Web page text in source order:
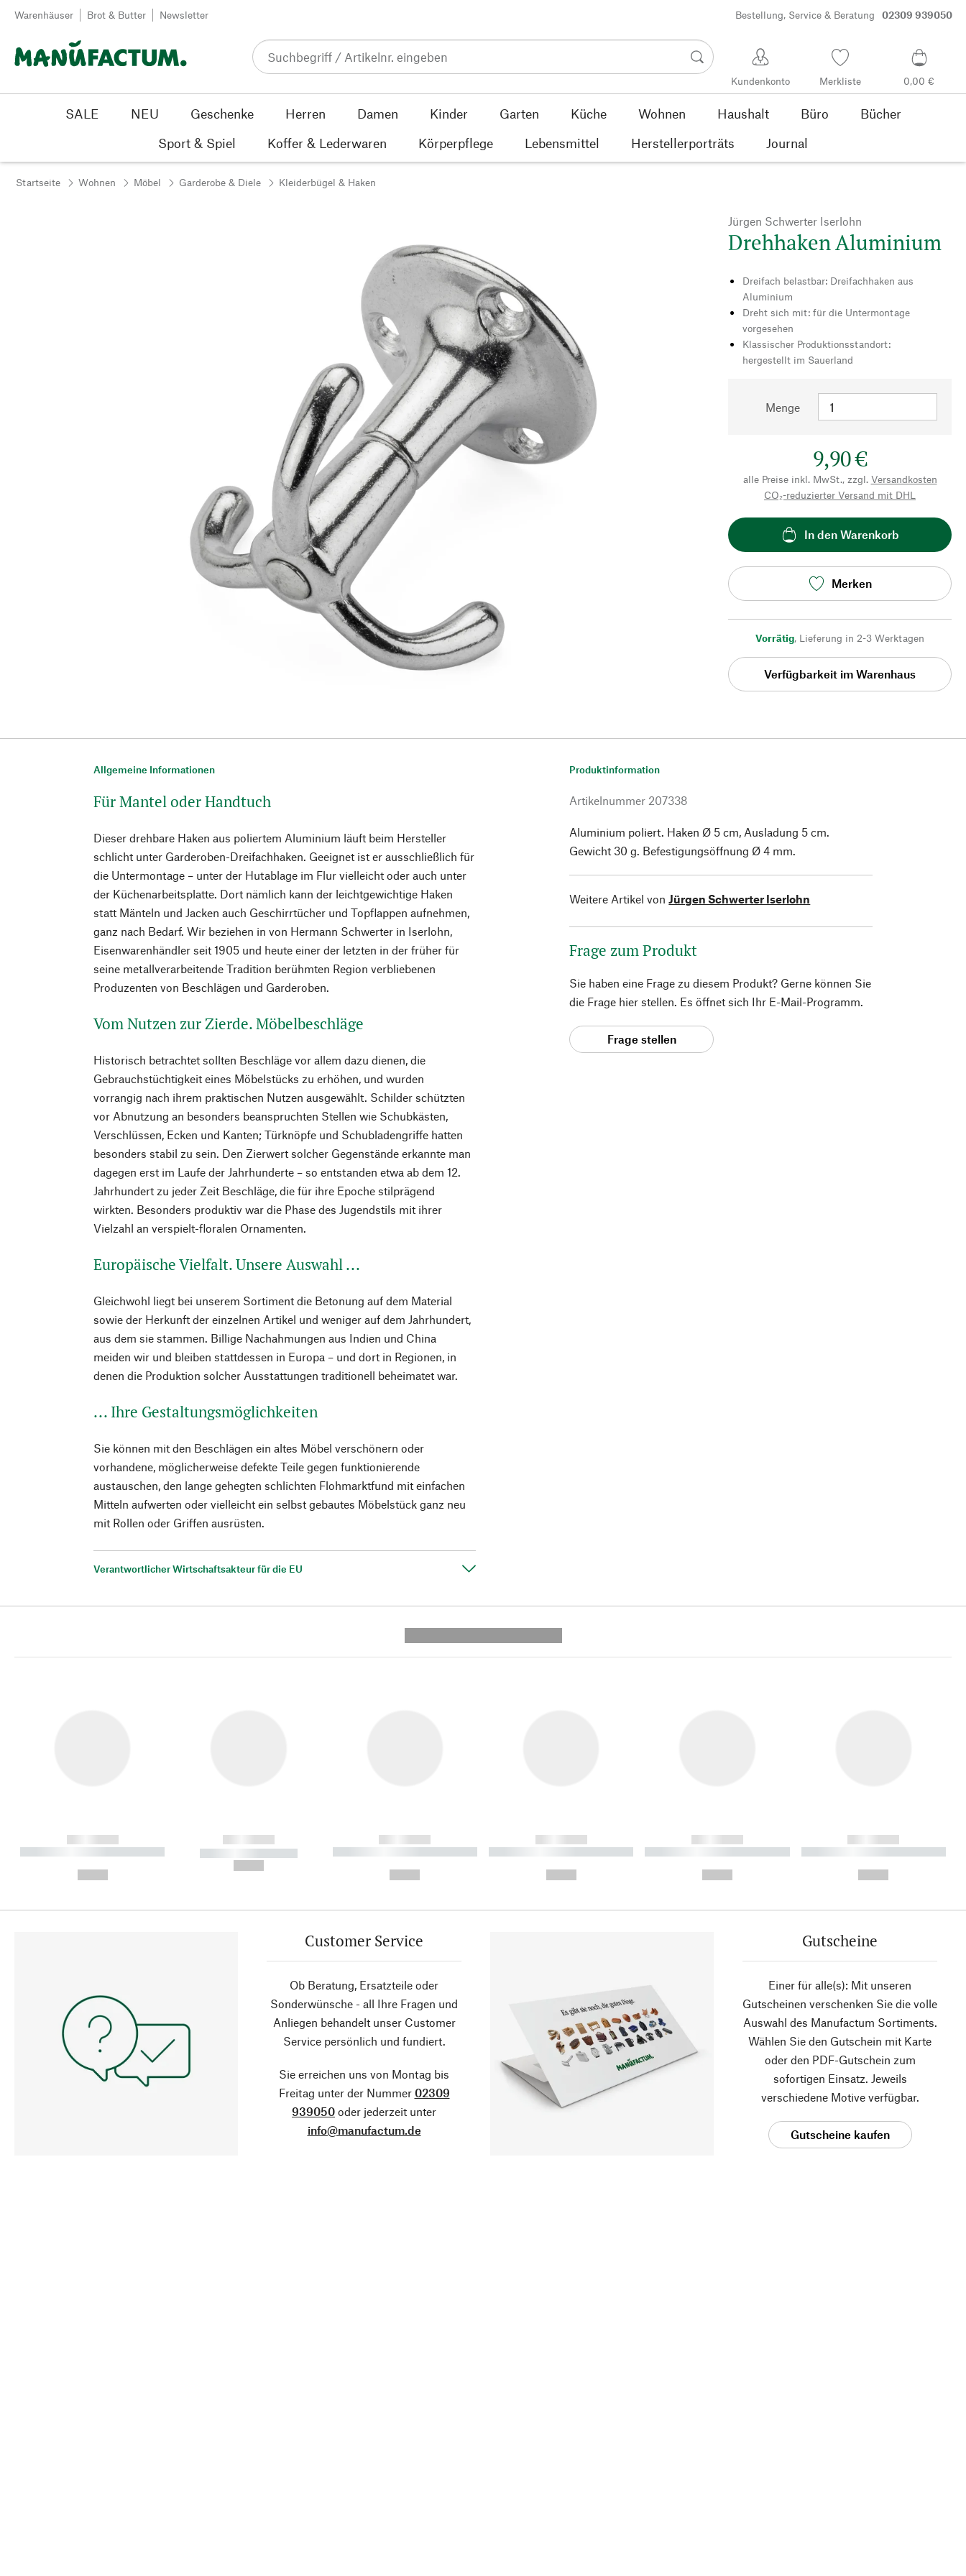
Zum Inhalt springen
Warenhäuser Brot & Butter Newsletter Bestellung, Service & Beratung 02309 939050
Kundenkonto Merkliste 0,00 €
SALE NEU Geschenke Herren Damen Kinder Garten Küche Wohnen Haushalt Büro
Bücher
Sport & Spiel
Koffer & Lederwaren Körperpflege Lebensmittel Herstellerporträts Journal
Startseite Wohnen Möbel Garderobe & Diele Kleiderbügel & Haken
Jürgen Schwerter Iserlohn
Drehhaken Aluminium
Dreifach belastbar: Dreifachhaken aus
Aluminium
Dreht sich mit: für die Untermontage
vorgesehen
Klassischer Produktionsstandort:
hergestellt im Sauerland
Menge
9,90 €
alle Preise inkl. MwSt., zzgl. Versandkosten
CO₂-reduzierter Versand mit DHL
In den Warenkorb
Merken
Vorrätig, Lieferung in 2-3 Werktagen
Verfügbarkeit im Warenhaus
Allgemeine Informationen
Für Mantel oder Handtuch
Dieser drehbare Haken aus poliertem Aluminium läuft beim Hersteller
schlicht unter Garderoben-Dreifachhaken. Geeignet ist er ausschließlich für
die Untermontage – unter der Hutablage im Flur vielleicht oder auch unter
der Küchenarbeitsplatte. Dort nämlich kann der leichtgewichtige Haken
statt Mänteln und Jacken auch Geschirrtücher und Topflappen aufnehmen,
ganz nach Bedarf. Wir beziehen in von Hermann Schwerter in Iserlohn,
Eisenwarenhändler seit 1905 und heute einer der letzten in der früher für
seine metallverarbeitende Tradition berühmten Region verbliebenen
Produzenten von Beschlägen und Garderoben.
Vom Nutzen zur Zierde. Möbelbeschläge
Historisch betrachtet sollten Beschläge vor allem dazu dienen, die
Gebrauchstüchtigkeit eines Möbelstücks zu erhöhen, und wurden
vorrangig nach ihrem praktischen Nutzen ausgewählt. Schilder schützten
vor Abnutzung an besonders beanspruchten Stellen wie Schubkästen,
Verschlüssen, Ecken und Kanten; Türknöpfe und Schubladengriffe hatten
besonders stabil zu sein. Den Zierwert solcher Gegenstände erkannte man
dagegen erst im Laufe der Jahrhunderte – so entstanden etwa ab dem 12.
Jahrhundert zu jeder Zeit Beschläge, die für ihre Epoche stilprägend
wirkten. Besonders produktiv war die Phase des Jugendstils mit ihrer
Vielzahl an verspielt-floralen Ornamenten.
Europäische Vielfalt. Unsere Auswahl ...
Gleichwohl liegt bei unserem Sortiment die Betonung auf dem Material
sowie der Herkunft der einzelnen Artikel und weniger auf dem Jahrhundert,
aus dem sie stammen. Billige Nachahmungen aus Indien und China
meiden wir und bleiben stattdessen in Europa – und dort in Regionen, in
denen die Produktion solcher Ausstattungen traditionell beheimatet war.
... Ihre Gestaltungsmöglichkeiten
Sie können mit den Beschlägen ein altes Möbel verschönern oder
vorhandene, möglicherweise defekte Teile gegen funktionierende
austauschen, den lange gehegten schlichten Flohmarktfund mit einfachen
Mitteln aufwerten oder vielleicht ein selbst gebautes Möbelstück ganz neu
mit Rollen oder Griffen ausrüsten.
Verantwortlicher Wirtschaftsakteur für die EU
Produktinformation
Artikelnummer 207338
Aluminium poliert. Haken Ø 5 cm, Ausladung 5 cm.
Gewicht 30 g. Befestigungsöffnung Ø 4 mm.
Weitere Artikel von Jürgen Schwerter Iserlohn
Frage zum Produkt
Sie haben eine Frage zu diesem Produkt? Gerne können Sie
die Frage hier stellen. Es öffnet sich Ihr E-Mail-Programm.
Frage stellen
------------
----------- ----------- ----------
------------
----------- -----------
------------
----------- ----------- ----------
------------
----------- ----------- ----------
------------
----------- ----------- ----------
------------
----------- ----------- ----------
Customer Service
Ob Beratung, Ersatzteile oder
Sonderwünsche - all Ihre Fragen und
Anliegen behandelt unser Customer
Service persönlich und fundiert.
Sie erreichen uns von Montag bis
Freitag unter der Nummer 02309
939050 oder jederzeit unter
info@manufactum.de
Gutscheine
Einer für alle(s): Mit unseren
Gutscheinen verschenken Sie die volle
Auswahl des Manufactum Sortiments.
Wählen Sie den Gutschein mit Karte
oder den PDF-Gutschein zum
sofortigen Einsatz. Jeweils
verschiedene Motive verfügbar.
Gutscheine kaufen